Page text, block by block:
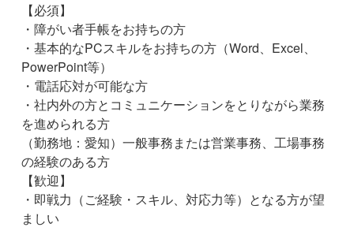
【必須】
・障がい者手帳をお持ちの方
・基本的なPCスキルをお持ちの方（Word、Excel、
PowerPoint等）
・電話応対が可能な方
・社内外の方とコミュニケーションをとりながら業務
を進められる方
（勤務地：愛知）一般事務または営業事務、工場事務
の経験のある方
【歓迎】
・即戦力（ご経験・スキル、対応力等）となる方が望
ましい